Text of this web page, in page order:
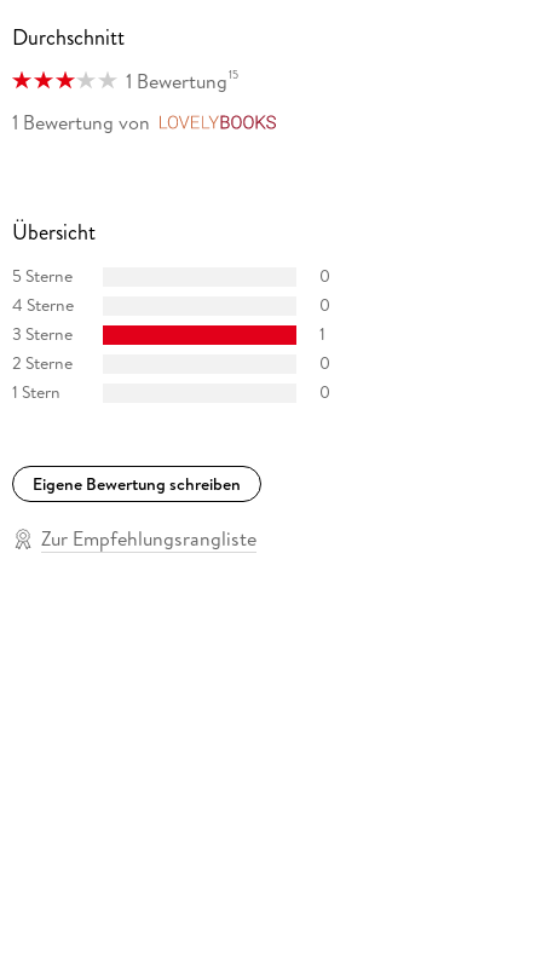
Durchschnitt
1 Bewertung15
1 Bewertung von
Übersicht
5 Sterne
0
4 Sterne
0
3 Sterne
1
2 Sterne
0
1 Stern
0
Eigene Bewertung schreiben
Zur Empfehlungsrangliste